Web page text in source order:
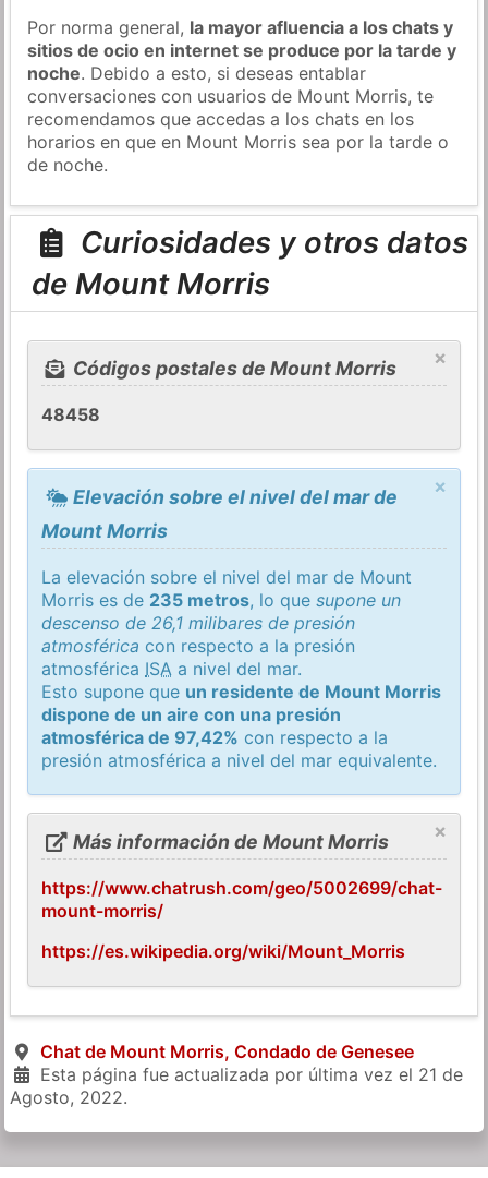
Por norma general, la mayor afluencia a los chats y
sitios de ocio en internet se produce por la tarde y
noche. Debido a esto, si deseas entablar
conversaciones con usuarios de Mount Morris, te
recomendamos que accedas a los chats en los
horarios en que en Mount Morris sea por la tarde o
de noche.
Curiosidades y otros datos
de Mount Morris
×
Códigos postales de Mount Morris
48458
×
Elevación sobre el nivel del mar de
Mount Morris
La elevación sobre el nivel del mar de Mount
Morris es de 235 metros, lo quesupone un
descenso de 26,1 milibares de presión
atmosférica con respecto a la presión
atmosférica ISA a nivel del mar.
Esto supone que un residente de Mount Morris
dispone de un aire con una presión
atmosférica de 97,42% con respecto a la
presión atmosférica a nivel del mar equivalente.
×
Más información de Mount Morris
https://www.chatrush.com/geo/5002699/chat-
mount-morris/
https://es.wikipedia.org/wiki/Mount_Morris
Chat de Mount Morris, Condado de Genesee
Esta página fue actualizada por última vez el 21 de
Agosto, 2022.